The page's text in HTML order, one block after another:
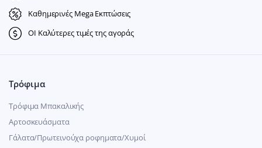
Καθημερινές Mega Εκπτώσεις
ΟΙ Καλύτερες τιμές της αγοράς
Τρόφιμα
Τρόφιμα Μπακαλικής
Αρτοσκευάσματα
Γάλατα/Πρωτεινούχα ροφηματα/Χυμοί